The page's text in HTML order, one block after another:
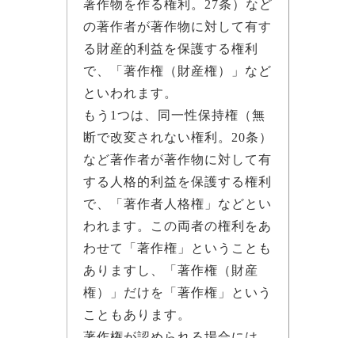
著作物を作る権利。27条）など
の著作者が著作物に対して有す
る財産的利益を保護する権利
で、「著作権（財産権）」など
といわれます。
もう1つは、同一性保持権（無
断で改変されない権利。20条）
など著作者が著作物に対して有
する人格的利益を保護する権利
で、「著作者人格権」などとい
われます。この両者の権利をあ
わせて「著作権」ということも
ありますし、「著作権（財産
権）」だけを「著作権」という
こともあります。